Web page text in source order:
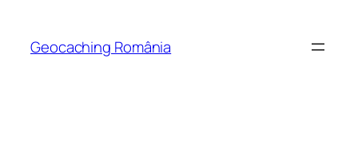
content
Geocaching România